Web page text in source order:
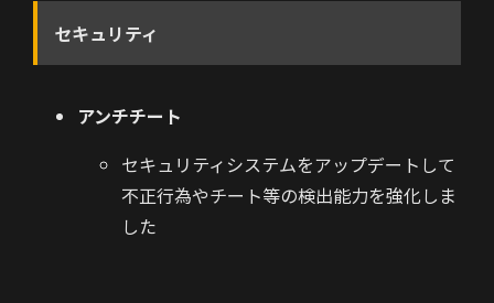
セキュリティ
アンチチート
セキュリティシステムをアップデートして
不正行為やチート等の検出能力を強化しま
した